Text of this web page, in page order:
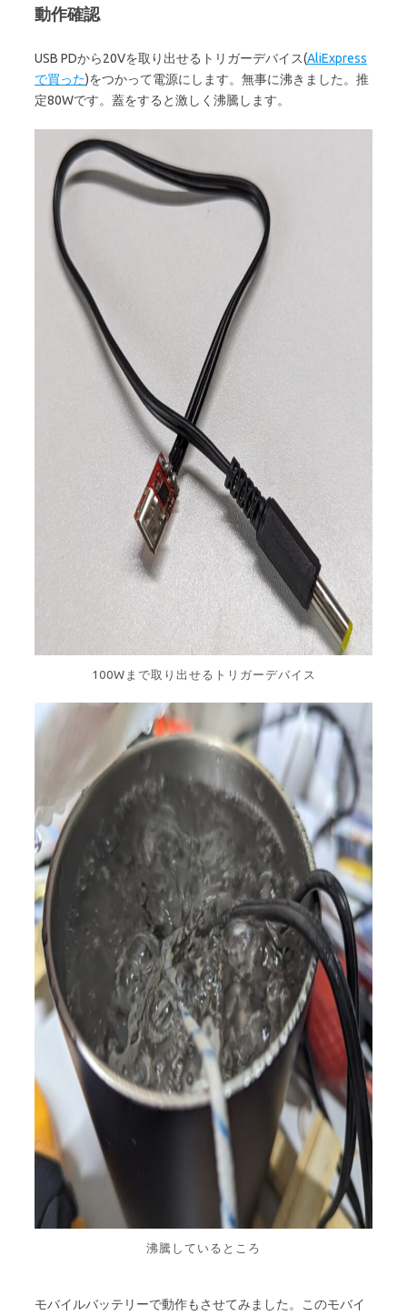
動作確認
USB PDから20Vを取り出せるトリガーデバイス(AliExpress
で買った)をつかって電源にします。無事に沸きました。推
定80Wです。蓋をすると激しく沸騰します。
100Wまで取り出せるトリガーデバイス
沸騰しているところ
モバイルバッテリーで動作もさせてみました。このモバイ